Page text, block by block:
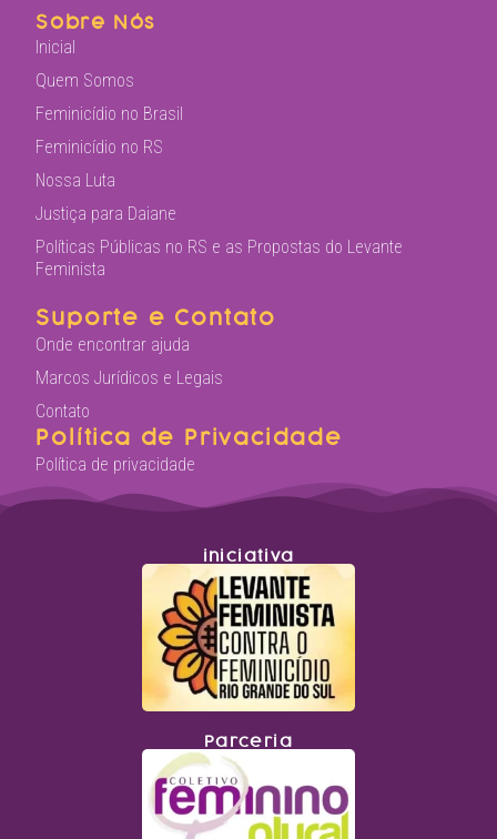
Sobre Nós
Inicial
Quem Somos
Feminicídio no Brasil
Feminicídio no RS
Nossa Luta
Justiça para Daiane
Políticas Públicas no RS e as Propostas do Levante
Feminista
Suporte e Contato
Onde encontrar ajuda
Marcos Jurídicos e Legais
Contato
Política de Privacidade
Política de privacidade
iniciativa
Parceria